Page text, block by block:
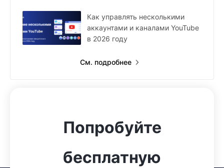
Как управлять несколькими
аккаунтами и каналами YouTube
в 2026 году
См. подробнее
Попробуйте
бесплатную